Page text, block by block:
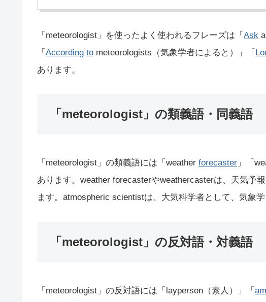
「meteorologist」を使ったよく使われるフレーズは「 Ask
「 According to meteorologists（気象学者によると）」「
あります。
「meteorologist」の類義語・同義語
「meteorologist」の類義語には「weather forecaster 」「
あります。weather forecasterやweathercasterは、天気予
ます。atmospheric scientistは、大気科学者として、気象
「meteorologist」の反対語・対義語
「meteorologist」の反対語には「layperson（素人）」「